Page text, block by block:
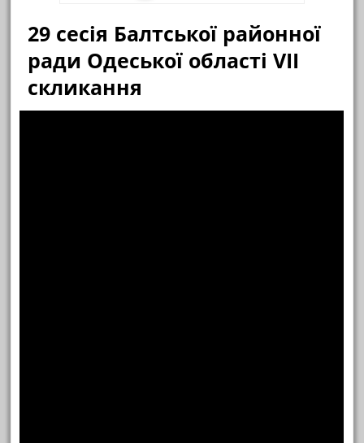
29 сесія Балтської районної
ради Одеської області VІІ
скликання